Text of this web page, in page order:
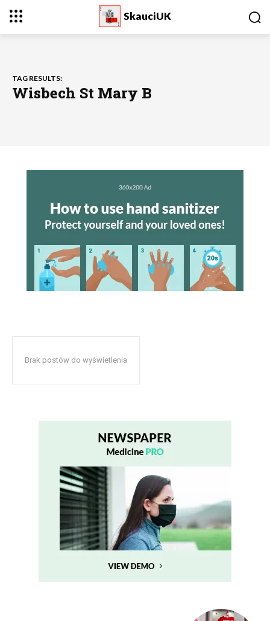
SkauciUK
TAG RESULTS:
Wisbech St Mary B
Brak postów do wyświetlenia